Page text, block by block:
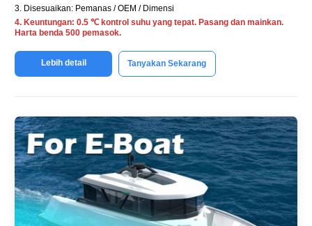
3. Disesuaikan: Pemanas / OEM / Dimensi
4. Keuntungan: 0.5 ℃ kontrol suhu yang tepat. Pasang dan mainkan.
Harta benda 500 pemasok.
Lebih detail Tanyakan Sekarang